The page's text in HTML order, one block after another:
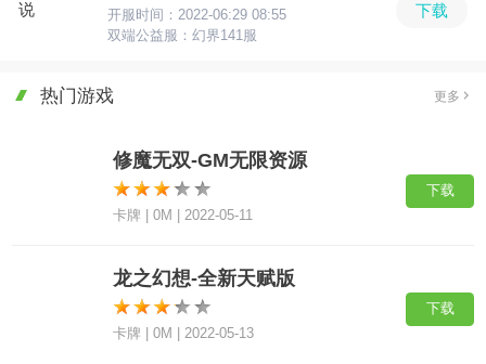
开服时间：2022-06:29 08:55
双端公益服：幻界141服
下载
热门游戏 更多
修魔无双-GM无限资源
卡牌 | 0M | 2022-05-11
下载
龙之幻想-全新天赋版
卡牌 | 0M | 2022-05-13
下载